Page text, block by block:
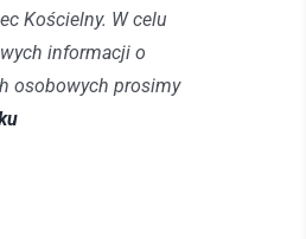
Kościelny. W celu
informacji o
osobowych prosimy